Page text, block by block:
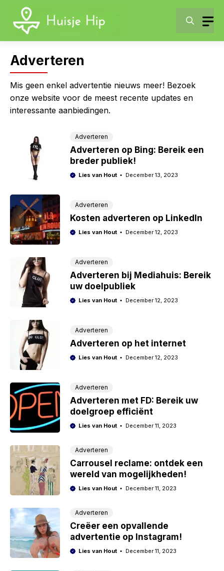
content
Adverteren
Mis geen enkel advertentie nieuws meer! Bezoek
onze website voor de meest recente updates en
interessante aanbiedingen.
Adverteren
Adverteren op Bing: Bereik een
breder publiek!
Lies van Hout December 13, 2023
Adverteren
Kosten adverteren op LinkedIn
Lies van Hout December 12, 2023
Adverteren
Adverteren bij Mediahuis: Bereik
uw doelpubliek
Lies van Hout December 12, 2023
Adverteren
Adverteren op het internet
Lies van Hout December 12, 2023
Adverteren
Adverteren met FD: Bereik uw
doelgroep efficiënt
Lies van Hout December 11, 2023
Adverteren
Carrousel reclame: ontdek een
wereld van mogelijkheden!
Lies van Hout December 11, 2023
Adverteren
Creëer een opvallende
advertentie op Instagram!
Lies van Hout December 11, 2023